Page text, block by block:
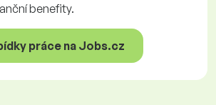
benefity.
práce na Jobs.cz